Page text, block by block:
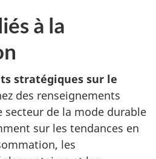
à la
stratégiques sur le
des renseignements
secteur de la mode durable
sur les tendances en
les